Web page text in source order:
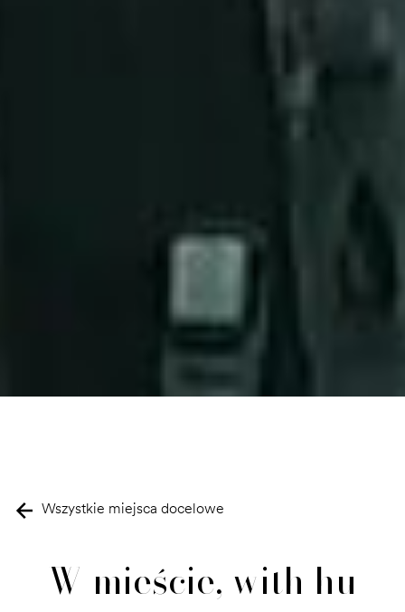
Wszystkie miejsca docelowe
W mieście, with hu